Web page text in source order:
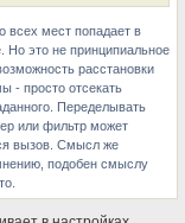
всех мест попадает в
Но это не принципиальное
расстановки
- просто отсекать
Переделывать
или фильтр может
вызов. Смысл же
подобен смыслу